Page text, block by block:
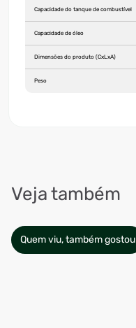
Capacidade do tanque de combustível
Capacidade de óleo
Dimensões do produto (CxLxA)
Peso
Veja também
Quem viu, também gostou